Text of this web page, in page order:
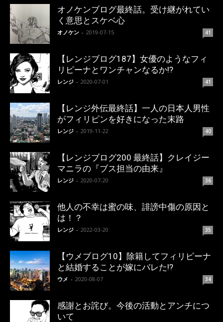
オノケンブログ最終話。受け継がれてい
く意思とスケベ心
オノケン - 2019-07-15 41
【レンジブログ187】女優のようなフィ
リピーナとワンチャンなるか!?
レンジ - 2020-07-01 41
【レンジ外伝最終話】一人の日本人男性
がフィリピンを好きになった末路
レンジ - 2019-11-22 40
【レンジブログ200 最終話】クレイジー
マニラの『ブス担当の由来』
レンジ - 2020-07-20 36
他人の不幸は蜜の味、誹謗中傷の原因と
は！？
レンジ - 2022-03-20 35
【ウメブログ10】除籍してフィリピーナ
と結婚することが嫁にバレた!?
ウメ - 2020-08-07 34
感謝とお詫び。今後の活動とアンチにつ
いて